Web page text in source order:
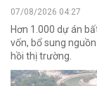
07/08/2026 04:27
Hơn 1.000 dự án
vốn, bổ sung
hồi thị trường.